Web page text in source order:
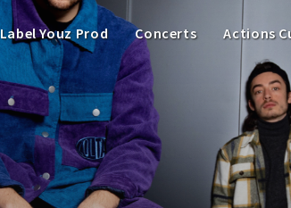
Label Youz Prod Concerts Actions